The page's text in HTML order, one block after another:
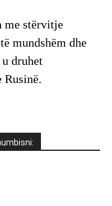
me stërvitje
mundshëm dhe
druhet